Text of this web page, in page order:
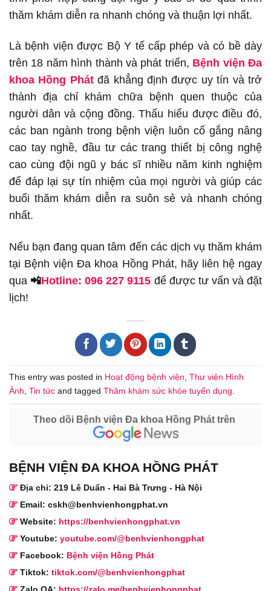
thăm khám diễn ra nhanh chóng và thuận lợi nhất.
Là bệnh viện được Bộ Y tế cấp phép và có bề dày
trên 18 năm hình thành và phát triển, Bệnh viện Đa
khoa Hồng Phátđã khẳng định được uy tín và trở
thành địa chỉ khám chữa bệnh quen thuộc của
người dân và cộng đồng. Thấu hiểu được điều đó,
các ban ngành trong bệnh viện luôn cố gắng nâng
cao tay nghề, đầu tư các trang thiết bị công nghệ
cao cùng đội ngũ y bác sĩ nhiều năm kinh nghiệm
để đáp lại sự tín nhiệm của mọi người và giúp các
buổi thăm khám diễn ra suôn sẻ và nhanh chóng
nhất.
Nếu bạn đang quan tâm đến các dịch vụ thăm khám
tại Bệnh viện Đa khoa Hồng Phát, hãy liên hệ ngay
qua 📲Hotline: 096 227 9115 để được tư vấn và đặt
lịch!
This entry was posted in Hoạt động bệnh viện, Thư viện Hình
Ảnh, Tin tức and tagged Thăm khám sức khỏe tuyển dụng.
Theo dõi Bệnh viện Đa khoa Hồng Phát trên
BỆNH VIỆN ĐA KHOA HỒNG PHÁT
Địa chỉ: 219 Lê Duẩn - Hai Bà Trưng - Hà Nội
Email: cskh@benhvienhongphat.vn
Website: https://benhvienhongphat.vn
Youtube: youtube.com/@benhvienhongphat
Facebook: Bệnh viện Hồng Phát
Tiktok: tiktok.com/@benhvienhongphat